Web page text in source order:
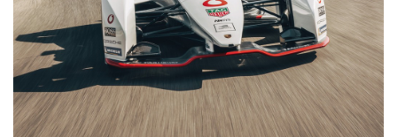
特集